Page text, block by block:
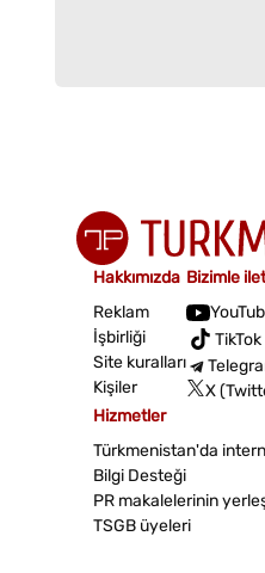
Hakkımızda
Reklam
İşbirliği
Site kuralları
Kişiler
Bizimle
TikTok
X
Hizmetler
Türkmenistan'da
Bilgi Desteği
PR makalelerinin
TSGB üyeleri